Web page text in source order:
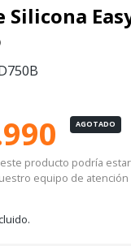
Silicona
AGOTADO
producto podría
equipo de